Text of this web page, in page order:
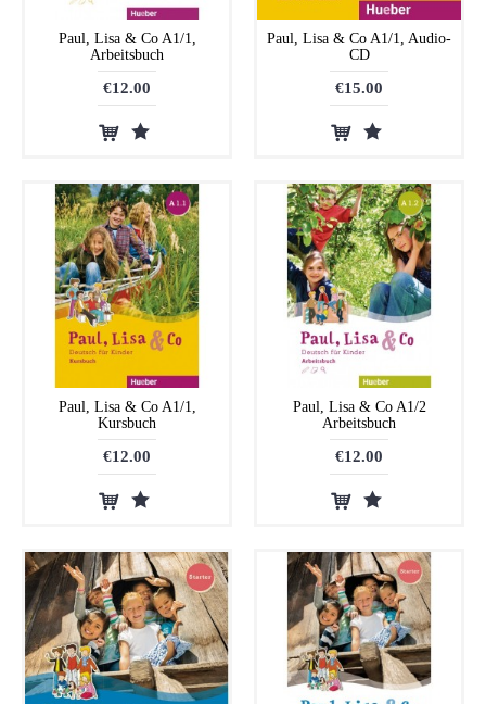
Paul, Lisa & Co A1/1,
Arbeitsbuch
€12.00
Paul, Lisa & Co A1/1, Audio-
CD
€15.00
Paul, Lisa & Co A1/1,
Kursbuch
€12.00
Paul, Lisa & Co A1/2
Arbeitsbuch
€12.00